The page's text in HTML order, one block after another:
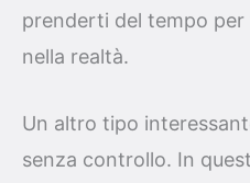
prenderti del tempo
nella realtà.
Un altro tipo
senza controllo. In